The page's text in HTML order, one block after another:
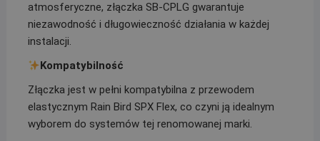
atmosferyczne, złączka SB-CPLG gwarantuje
niezawodność i długowieczność działania w każdej
instalacji.
Kompatybilność
Złączka jest w pełni kompatybilna z przewodem
elastycznym Rain Bird SPX Flex, co czyni ją idealnym
wyborem do systemów tej renomowanej marki.